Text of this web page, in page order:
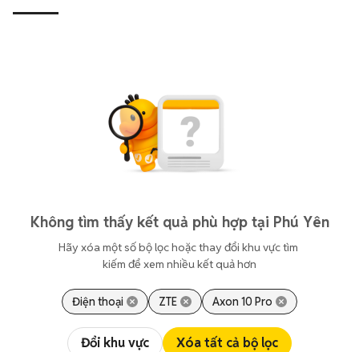
Không tìm thấy kết quả phù hợp tại Phú Yên
Hãy xóa một số bộ lọc hoặc thay đổi khu vực tìm
kiếm để xem nhiều kết quả hơn
Điện thoại ZTE Axon 10 Pro
Đổi khu vực Xóa tất cả bộ lọc